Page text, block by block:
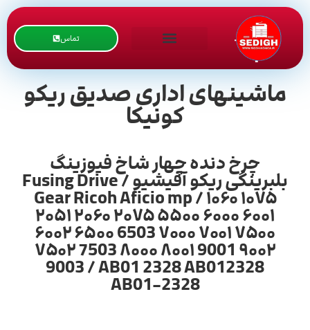
تماس
ماشینهای اداری صدیق ریکو
کونیکا
چرخ دنده چهار شاخ فیوزینگ
بلبرینگی ریکو آفیشیو / Fusing Drive
Gear Ricoh Aficio mp / ۱۰۶۰ ۱۰۷۵
۲۰۵۱ ۲۰۶۰ ۲۰۷۵ ۵۵۰۰ ۶۰۰۰ ۶۰۰۱
۶۰۰۲ ۶۵۰۰ 6503 ۷۰۰۰ ۷۰۰۱ ۷۵۰۰
۷۵۰۲ 7503 ۸۰۰۰ ۸۰۰۱ 9001 ۹۰۰۲
9003 / AB01 2328 AB012328
AB01-2328